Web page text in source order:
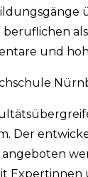
und
Der